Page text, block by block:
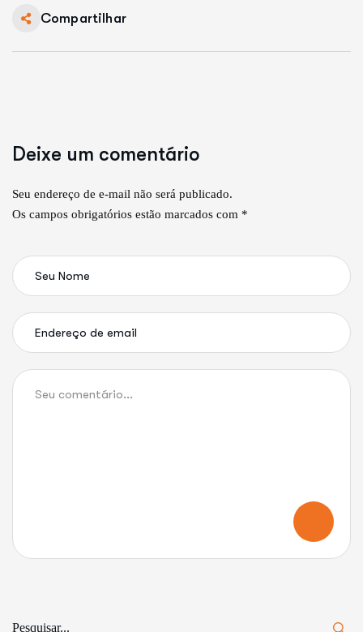
Compartilhar
Deixe um comentário
Seu endereço de e-mail não será publicado.
Os campos obrigatórios estão marcados com *